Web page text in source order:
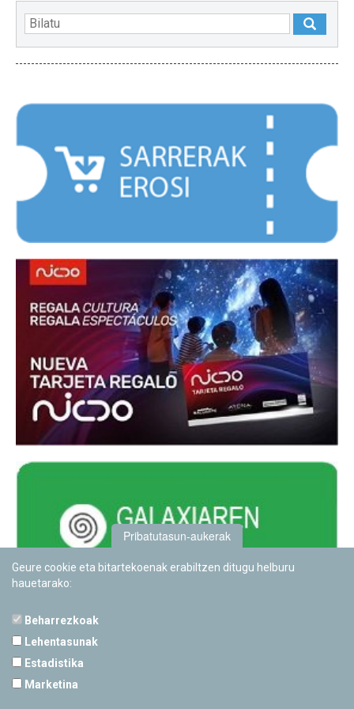
Pribatutasun-aukerak
Geure cookie eta bitartekoenak erabiltzen ditugu helburu
hauetarako:
Beharrezkoak
Lehentasunak
Estadistika
Marketina